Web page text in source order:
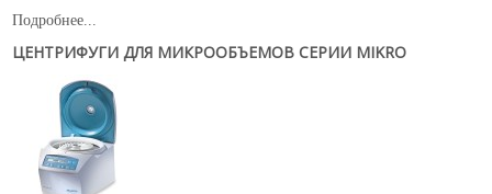
Подробнее...
ЦЕНТРИФУГИ ДЛЯ МИКРООБЪЕМОВ СЕРИИ MIKRO